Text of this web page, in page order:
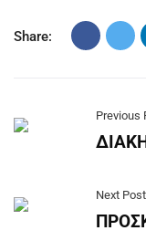
Share:
Previous
Next Post